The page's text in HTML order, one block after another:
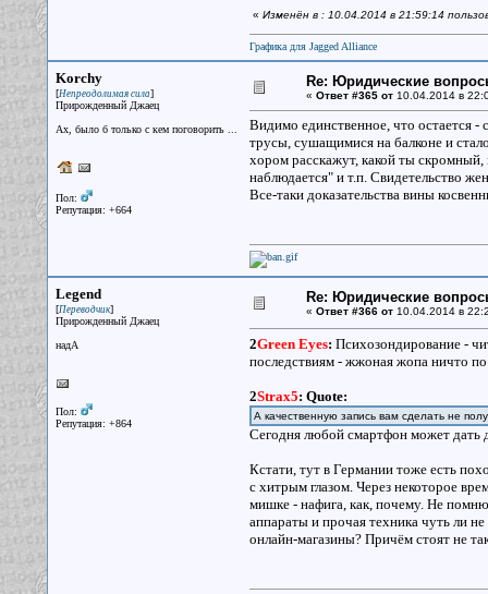
« Изменён в : 10.04.2014 в 21:59:14
Графика для Jagged Alliance
Korchy
[Непреодолимая сила]
Прирожденный Джаец
Ах, было б только с кем поговорить ...
Пол:
Репутация: +664
Re: Юридические
« Ответ #365 от10.04.2014 в
Видимо единственное, что остается -
трусы, сушащимися на балконе и
хором расскажут, какой ты
наблюдается" и т.п. Свидетельство
Все-таки доказательства вины
Legend
[Переводчик]
Прирожденный Джаец
надА
Пол:
Репутация: +864
Re: Юридические
« Ответ #366 от10.04.2014 в
2Green Eyes: Психозондирование -
последствиям - жжоная жопа ничто
2Strax5: Quote:
А качественную запись вам сделать не
Сегодня любой смартфон может дать
Кстати, тут в Германии тоже есть
с хитрым глазом. Через некоторое
мишке - нафига, как, почему. Не
аппараты и прочая техника чуть ли
онлайн-магазины? Причём стоят не